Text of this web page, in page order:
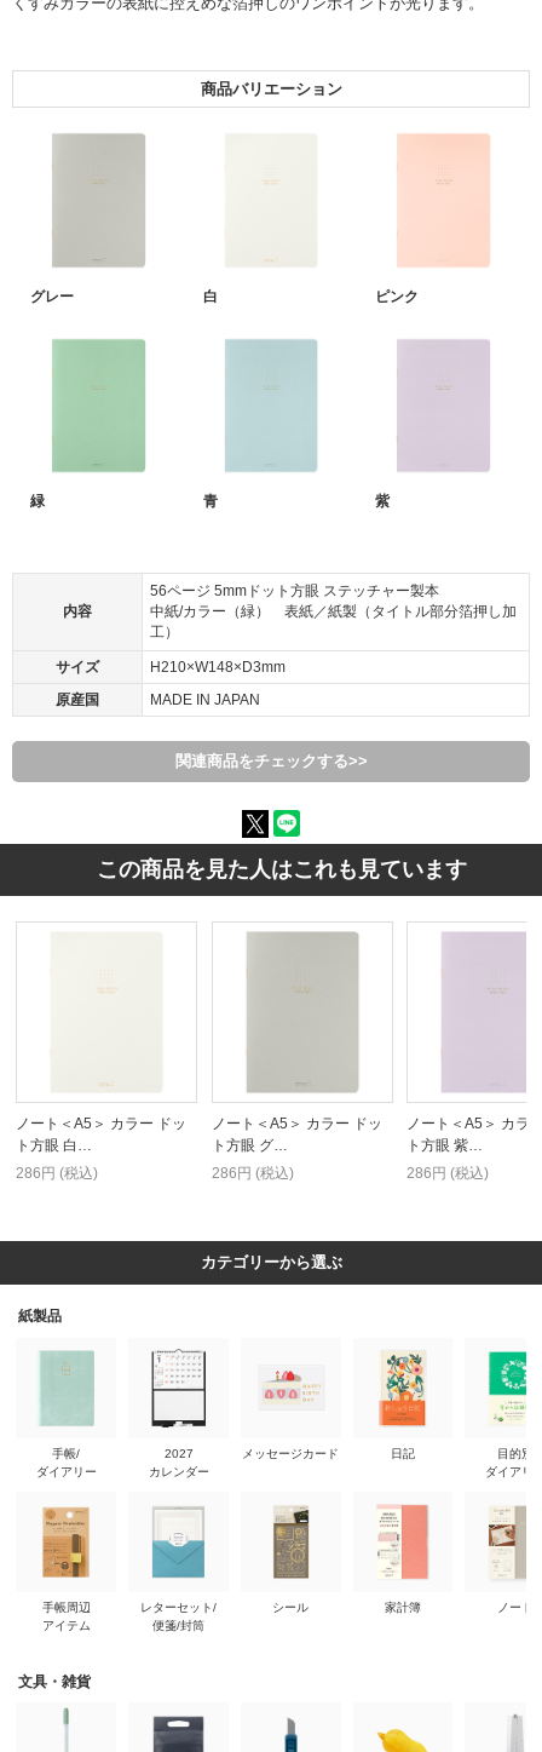
商品バリエーション
グレー 白 ピンク
緑 青 紫
内容
56ページ 5mmドット方眼 ステッチャー製本
中紙/カラー（緑） 表紙／紙製（タイトル部分箔押し加
工）
サイズ
H210×W148×D3mm
原産国
MADE IN JAPAN
関連商品をチェックする>>
この商品を見た人はこれも見ています
ノート＜A5＞ カラー ドッ
ト方眼 白…
286円 (税込)
ノート＜A5＞ カラー ドッ
ト方眼 グ…
286円 (税込)
ノート＜A5＞ カラ
ト方眼 紫…
286円 (税込)
カテゴリーから選ぶ
紙製品
手帳/
ダイアリー
手帳周辺
アイテム
2027
カレンダー
レターセット/
便箋/封筒
メッセージカード
シール
日記
家計簿
目的別
ダイアリ
ノート
文具・雑貨